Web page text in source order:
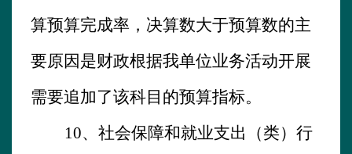
算预算完成率，决算数大于预算数的主
要原因是财政根据我单位业务活动开展
需要追加了该科目的预算指标。
10、 社会保障和就业支出（类）行